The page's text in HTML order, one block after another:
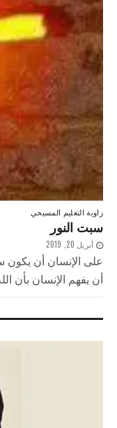
زاوية التعليم المسيحي
سبت النور
أبريل 20, 2019
على الإنسان أن يكون
أن يفهم الإنسان بأن